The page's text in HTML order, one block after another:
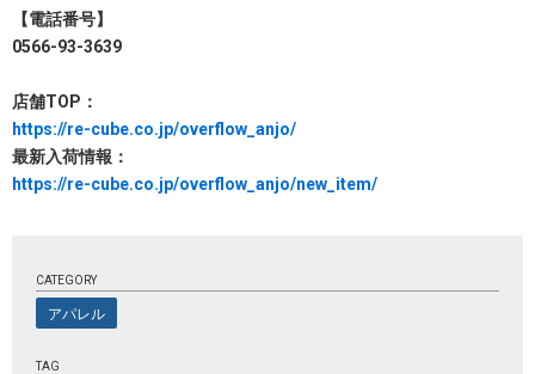
【電話番号】
0566-93-3639
店舗TOP：
https://re-cube.co.jp/overflow_anjo/
最新入荷情報：
https://re-cube.co.jp/overflow_anjo/new_item/
CATEGORY
アパレル
TAG